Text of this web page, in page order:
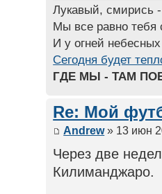
Лукавый, смирись -
Мы все равно тебя
И у огней
Сегодня будет
ГДЕ МЫ - ТАМ
Re: Мой
Andrew» 13 июн
Через две
Килиманджаро.